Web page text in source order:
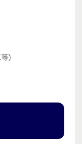
)